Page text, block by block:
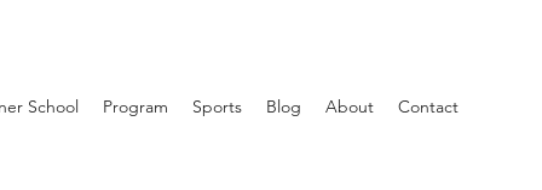
School Program Sports Blog About Contact